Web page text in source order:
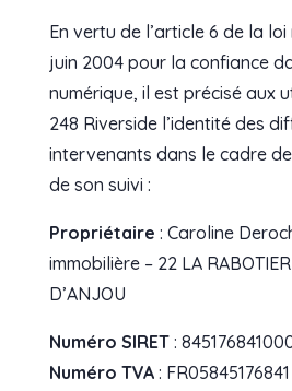
En vertu de l’article 6 de la loi
juin 2004 pour la confiance
numérique, il est précisé aux
248 Riverside l’identité des
intervenants dans le cadre
de son suivi :
Propriétaire : Caroline
immobilière – 22 LA
D’ANJOU
Numéro SIRET:
Numéro TVA: FR05845176841